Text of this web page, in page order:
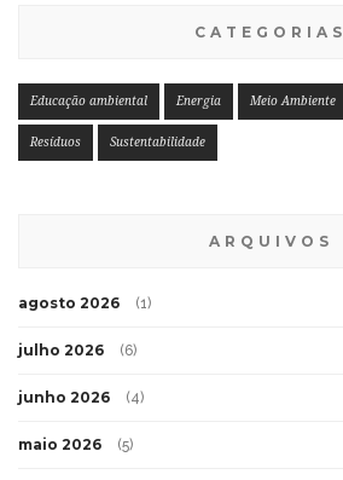
CATEGORIAS
Educação ambiental Energia Meio Ambiente
Resíduos Sustentabilidade
ARQUIVOS
agosto 2026 (1)
julho 2026 (6)
junho 2026 (4)
maio 2026 (5)